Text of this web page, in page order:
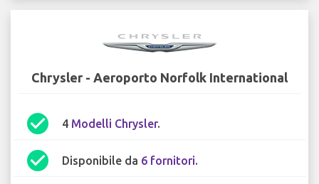
Chrysler - Aeroporto Norfolk International
check_circle 4 Modelli Chrysler.
check_circle Disponibile da 6 fornitori.